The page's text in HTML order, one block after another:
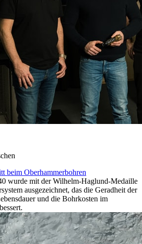
beim Oberhammerbohren
wurde mit der Wilhelm-Haglund-Medaille
ausgezeichnet, das die Geradheit der
und die Bohrkosten im